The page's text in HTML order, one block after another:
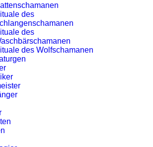
des
des
des Wolfschamanen